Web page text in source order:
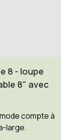
8 - loupe
8" avec
compte à
large.